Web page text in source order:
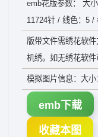
emb花版参数： 大
11724针 / 线色：5 /
版带文件需绣花软
机绣。如无绣花软件
模拟图片信息：大
emb下载
收藏本图